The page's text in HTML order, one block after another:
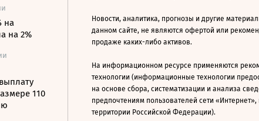
на
на 2%
110
Новости, аналитика, прогнозы и другие
данном сайте, не являются офертой или
продаже каких-либо активов.
На информационном ресурсе применяются
технологии (информационные технологии
на основе сбора, систематизации и анализа
предпочтениям пользователей сети
территории Российской Федерации).